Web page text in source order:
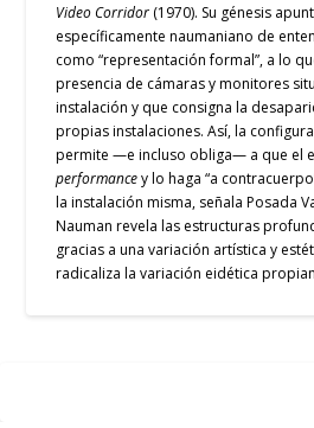
Video Corridor (1970). Su génesis
específicamente naumaniano de
como “representación formal”, a lo
presencia de cámaras y monitores
instalación y que consigna la
propias instalaciones. Así, la
permite —e incluso obliga— a que el
performancey lo haga “a
la instalación misma, señala Posada
Nauman revela las estructuras
gracias a una variación artística y
radicaliza la variación eidética